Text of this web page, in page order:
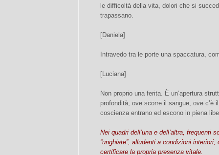
le difficoltà della vita, dolori che si
trapassano.
[Daniela]
Intravedo tra le porte una spaccatura,
[Luciana]
Non proprio una ferita. È un’apertura
profondità, ove scorre il sangue, ove c’è
coscienza entrano ed escono in piena
Nei quadri dell’una e dell’altra, frequenti
“unghiate”, alludenti a condizioni
certificare la propria presenza vitale.